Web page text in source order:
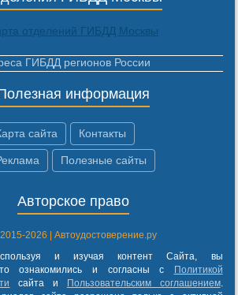
ГИБДД регионов России
информация
сайта Контакты
Полезные сайты
Авторское право
2026 | Автоудостоверение.ру
и изучая контент Сайта, вы
ознакомились и согласны с
Политикой
сайта и Пользовательским соглашением.